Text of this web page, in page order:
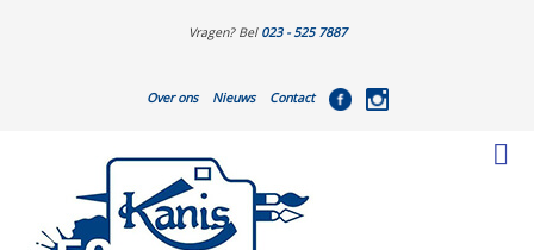
Vragen? Bel 023 - 525 7887
Over ons Nieuws Contact